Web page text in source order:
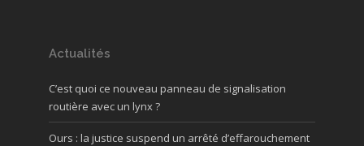
Actualités
C’est quoi ce nouveau panneau de signalisation
routière avec un lynx ?
Ours : la justice suspend un arrêté d’effarouchement